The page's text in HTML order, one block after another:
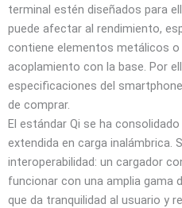
terminal estén diseñados para
puede afectar al rendimiento,
contiene elementos metálicos o
acoplamiento con la base. Por
especificaciones del
de comprar.
El estándar Qi se ha
extendida en carga inalámbrica.
interoperabilidad: un cargador
funcionar con una amplia gama
que da tranquilidad al usuario y